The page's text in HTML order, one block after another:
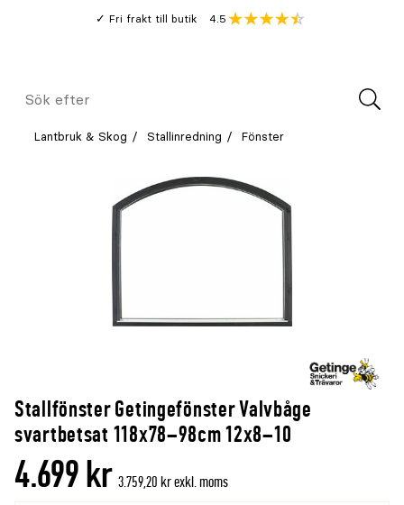
Fri frakt till butik
Genomsnitt
4.5
Meny
Sök
Lantbruk & Skog Stallinredning Fönster
Stallfönster Getingefönster Valvbåge
svartbetsat 118x78–98cm 12x8–10
4.699 kr 3.759,20 kr exkl. moms